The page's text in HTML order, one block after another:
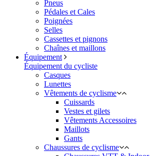
Pneus
Pédales et Cales
Poignées
Selles
Cassettes et pignons
Chaînes et maillons
Équipement
Équipement du cycliste
Casques
Lunettes
Vêtements de cyclisme
Cuissards
Vestes et gilets
Vêtements Accessoires
Maillots
Gants
Chaussures de cyclisme